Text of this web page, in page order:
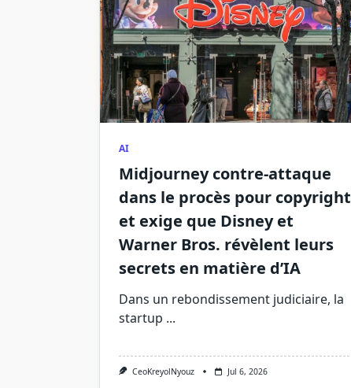
AI
Midjourney contre-attaque
dans le procès pour copyright
et exige que Disney et
Warner Bros. révèlent leurs
secrets en matière d’IA
Dans un rebondissement judiciaire, la
startup ...
CeoKreyolNyouz Jul 6, 2026